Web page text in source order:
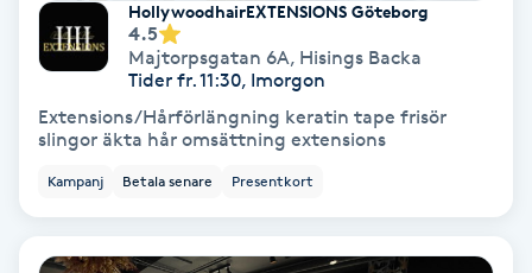
BIAB
HollywoodhairEXTENSIONS Göteborg
4.5
Majtorpsgatan 6A, Hisings Backa
Tider fr. 11:30, Imorgon
Extensions/Hårförlängning keratin tape frisör
slingor äkta hår omsättning extensions
Kampanj Betala senare Presentkort